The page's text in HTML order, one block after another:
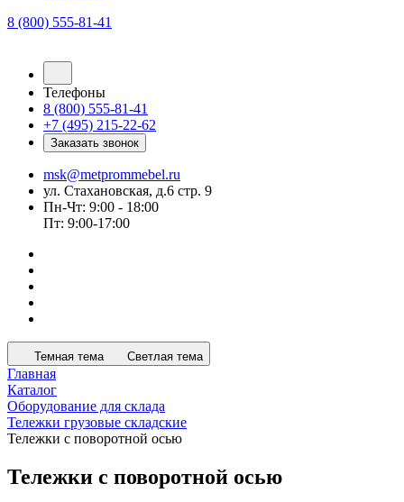
8 (800) 555-81-41
Телефоны
8 (800) 555-81-41
+7 (495) 215-22-62
Заказать звонок
msk@metprommebel.ru
ул. Стахановская, д.6 стр. 9
Пн-Чт: 9:00 - 18:00
Пт: 9:00-17:00
Темная тема Светлая тема
Главная
Каталог
Оборудование для склада
Тележки грузовые складские
Тележки с поворотной осью
Тележки с поворотной осью